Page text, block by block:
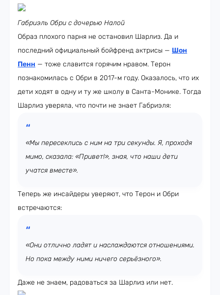
Габриэль Обри с дочерью Налой
Образ плохого парня не остановил Шарлиз. Да и
последний официальный бойфренд актрисы — Шон
Пенн — тоже славится горячим нравом. Терон
познакомилась с Обри в 2017-м году. Оказалось, что их
дети ходят в одну и ту же школу в Санта-Монике. Тогда
Шарлиз уверяла, что почти не знает Габриэля:
«Мы пересеклись с ним на три секунды. Я, проходя
мимо, сказала: «Привет!», зная, что наши дети
учатся вместе».
Теперь же инсайдеры уверяют, что Терон и Обри
встречаются:
«Они отлично ладят и наслаждаются отношениями.
Но пока между ними ничего серьёзного».
Даже не знаем, радоваться за Шарлиз или нет.